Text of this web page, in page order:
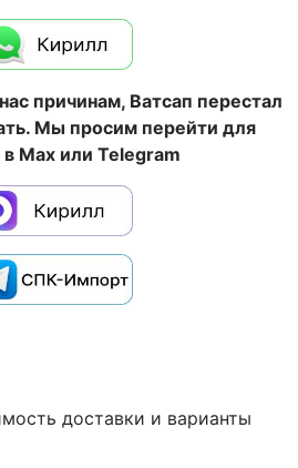
причинам, Ватсап перестал
Мы просим перейти для
Max или Telegram
доставки и варианты